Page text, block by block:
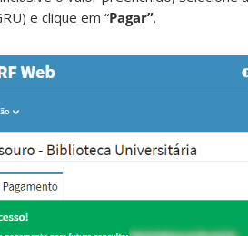
e clique em “Pagar”.